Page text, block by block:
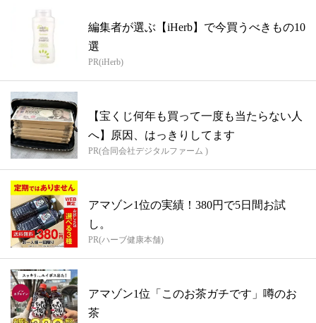
編集者が選ぶ【iHerb】で今買うべきもの10
選
PR(iHerb)
【宝くじ何年も買って一度も当たらない人
へ】原因、はっきりしてます
PR(合同会社デジタルファーム )
アマゾン1位の実績！380円で5日間お試
し。
PR(ハーブ健康本舗)
アマゾン1位「このお茶ガチです」噂のお
茶